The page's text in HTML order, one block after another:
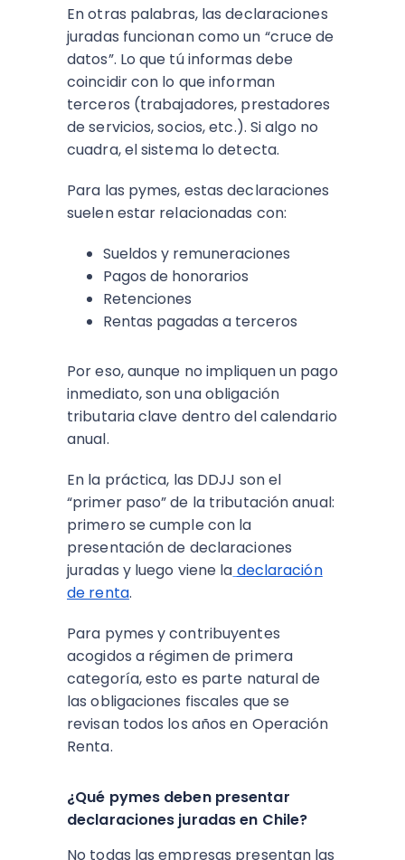
En otras palabras, las declaraciones
juradas funcionan como un “cruce de
datos”. Lo que tú informas debe
coincidir con lo que informan
terceros (trabajadores, prestadores
de servicios, socios, etc.). Si algo no
cuadra, el sistema lo detecta.
Para las pymes, estas declaraciones
suelen estar relacionadas con:
Sueldos y remuneraciones
Pagos de honorarios
Retenciones
Rentas pagadas a terceros
Por eso, aunque no impliquen un pago
inmediato, son una obligación
tributaria clave dentro del calendario
anual.
En la práctica, las DDJJ son el
“primer paso” de la tributación anual:
primero se cumple con la
presentación de declaraciones
juradas y luego viene la declaración
de renta.
Para pymes y contribuyentes
acogidos a régimen de primera
categoría, esto es parte natural de
las obligaciones fiscales que se
revisan todos los años en Operación
Renta.
¿Qué pymes deben presentar
declaraciones juradas en Chile?
No todas las empresas presentan las